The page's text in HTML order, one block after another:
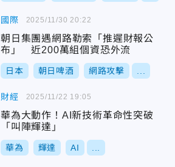
國際
朝日集團遇網路勒索「推遲財報公
布」 近200萬組個資恐外流
日本 朝日啤酒 網路攻擊
2025/11/30 20:22
財經
華為大動作！AI新技術革命性突破
「叫陣輝達」
華為 輝達 AI
2025/11/22 19:05